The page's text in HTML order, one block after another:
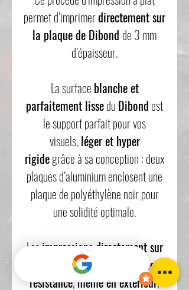
permet d’imprimerdirectement sur
la plaque de Dibond de 3 mm
d’épaisseur.
La surface blanche et
parfaitement lissedu Dibond est
le support parfait pour vos
visuels, léger et hyper
rigidegrâce à sa conception : deux
plaques d’aluminium enclosent une
plaque de polyéthylène noir pour
une solidité optimale.
Les impressions directement sur
le Dibondsont d’une
extrême
résistance,même en extérieur,